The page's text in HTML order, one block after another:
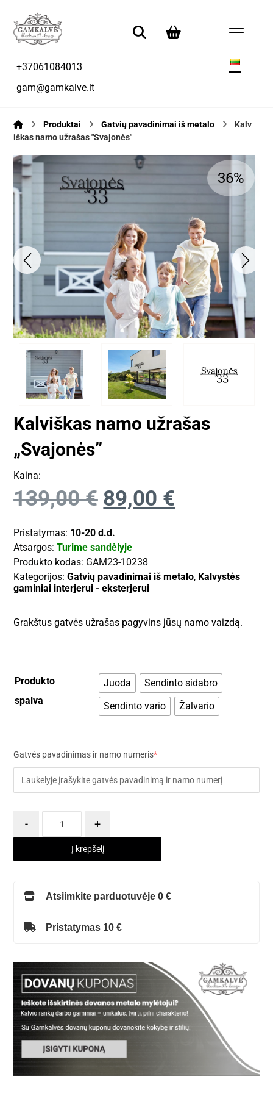
+37061084013
gam@gamkalve.lt
Produktai Gatvių pavadinimai iš metalo
Kalv
iškas namo užrašas "Svajonės"
36%
Kalviškas namo užrašas
„Svajonės”
Kaina:
139,00€ 89,00 €
Pristatymas: 10-20 d.d.
Atsargos:Turime sandėlyje
Produkto kodas: GAM23-10238
Kategorijos:Gatvių pavadinimai iš metalo, Kalvystės
gaminiai interjerui - eksterjerui
Grakštus gatvės užrašas pagyvins jūsų namo vaizdą.
Produkto
spalva
Juoda
Sendinto sidabro
Sendinto vario
Žalvario
Gatvės pavadinimas ir namo numeris*
- +
Į krepšelį
Atsiimkite parduotuvėje 0 €
Pristatymas 10 €